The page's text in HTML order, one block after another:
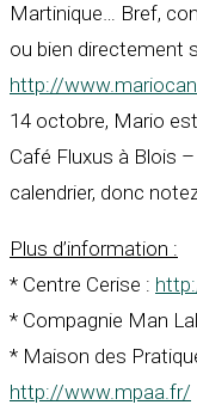
Martinique… Bref,
ou bien directement
http://
14 octobre, Mario
Café Fluxus à Blois
calendrier, donc
Plus d’information :
* Centre Cerise :
* Compagnie Man
* Maison des
http://www.mpaa.fr/